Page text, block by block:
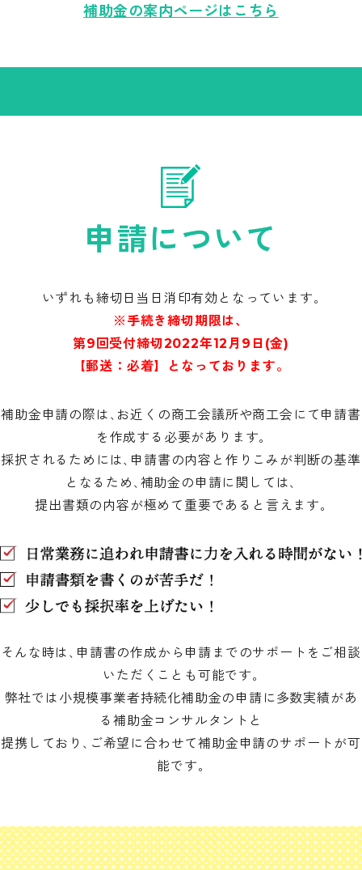
補助金の案内ページはこちら
申請について
いずれも締切日当日消印有効となっています｡
※手続き締切期限は、
第9回受付締切2022年12月9日(金)
【郵送：必着】となっております。
補助金申請の際は､お近くの商工会議所や商工会にて申請書
を作成する必要があります｡
採択されるためには､申請書の内容と作りこみが判断の基準
となるため､補助金の申請に関しては､
提出書類の内容が極めて重要であると言えます｡
そんな時は､申請書の作成から申請までのサポートをご相談
いただくことも可能です｡
弊社では小規模事業者持続化補助金の申請に多数実績があ
る補助金コンサルタントと
提携しており､ご希望に合わせて補助金申請のサポートが可
能です｡